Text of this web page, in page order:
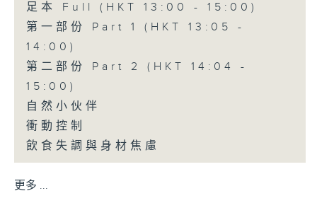
足本 Full (HKT 13:00 - 15:00)
第一部份 Part 1 (HKT 13:05 -
14:00)
第二部份 Part 2 (HKT 14:04 -
15:00)
自然小伙伴
衝動控制
飲食失調與身材焦慮
更多 ...